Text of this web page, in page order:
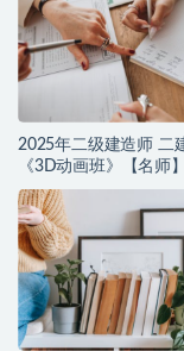
2025年二级建造师 二
《3D动画班》【名师】